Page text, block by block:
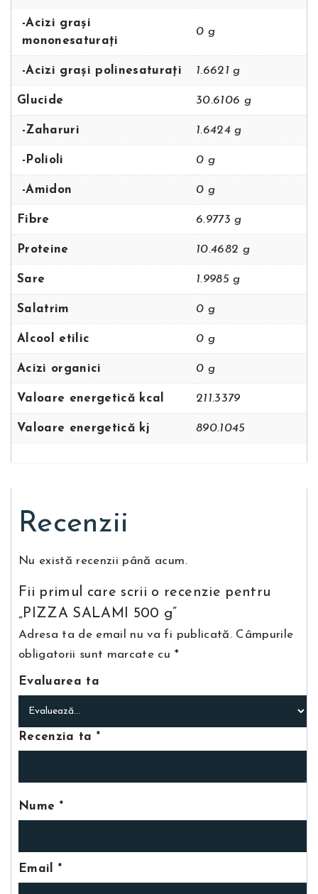
-Acizi grași
mononesaturați
0 g
-Acizi grași polinesaturați 1.6621 g
Glucide 30.6106 g
-Zaharuri 1.6424 g
-Polioli 0 g
-Amidon 0 g
Fibre 6.9773 g
Proteine 10.4682 g
Sare 1.9985 g
Salatrim 0 g
Alcool etilic 0 g
Acizi organici 0 g
Valoare energetică kcal 211.3379
Valoare energetică kj 890.1045
Recenzii
Nu există recenzii până acum.
Fii primul care scrii o recenzie pentru
„PIZZA SALAMI 500 g”
Adresa ta de email nu va fi publicată. Câmpurile
obligatorii sunt marcate cu *
Evaluarea ta
Recenzia ta*
Nume *
Email*